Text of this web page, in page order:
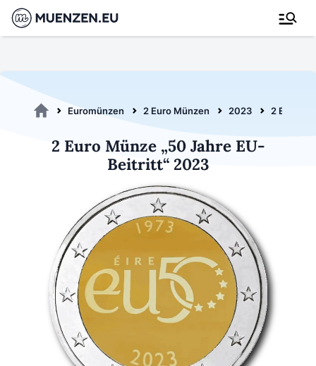
Euromünzen 2 Euro Münzen 2023 2 Euro
2 Euro Münze „50 Jahre EU-
Beitritt“ 2023